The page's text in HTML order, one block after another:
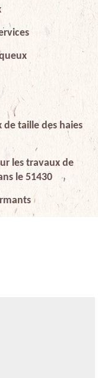
taille des haies
les travaux de
le 51430